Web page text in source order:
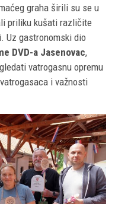
graha širili su se u
priliku kušati različite
Uz gastronomski dio
DVD-a Jasenovac,
vatrogasnu opremu
i važnosti